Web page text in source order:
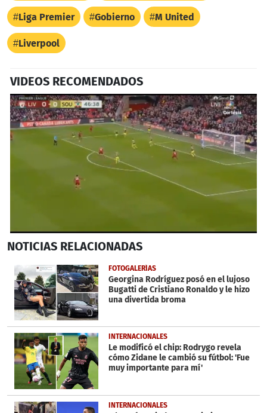
Liga Premier Gobierno M United
Liverpool
VIDEOS RECOMENDADOS
seconds
2
minutes,
seconds
NOTICIAS RELACIONADAS
FOTOGALERÍAS
Georgina Rodríguez posó en el lujoso
Bugatti de Cristiano Ronaldo y le hizo
una divertida broma
INTERNACIONALES
Le modificó el chip: Rodrygo revela
cómo Zidane le cambió su fútbol: 'Fue
muy importante para mí'
INTERNACIONALES